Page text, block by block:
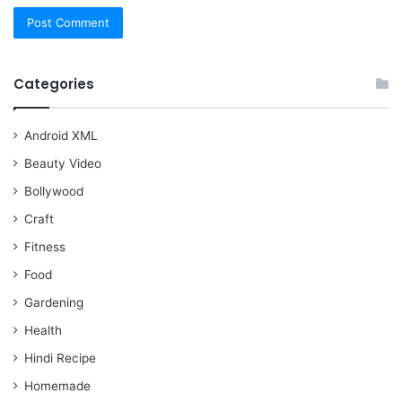
Categories
Android XML
Beauty Video
Bollywood
Craft
Fitness
Food
Gardening
Health
Hindi Recipe
Homemade